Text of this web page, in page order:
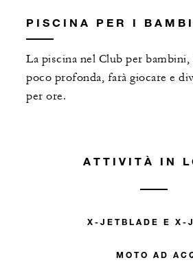
PISCINA PER I
La piscina nel Club per
poco profonda, farà giocare e
per ore.
ATTIVITÀ IN
X-JETBLADE E X-
MOTO AD